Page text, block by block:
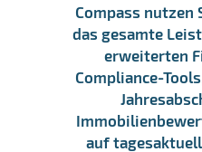
Compass nutzen
das gesamte
erweiterten
Compliance-
auf